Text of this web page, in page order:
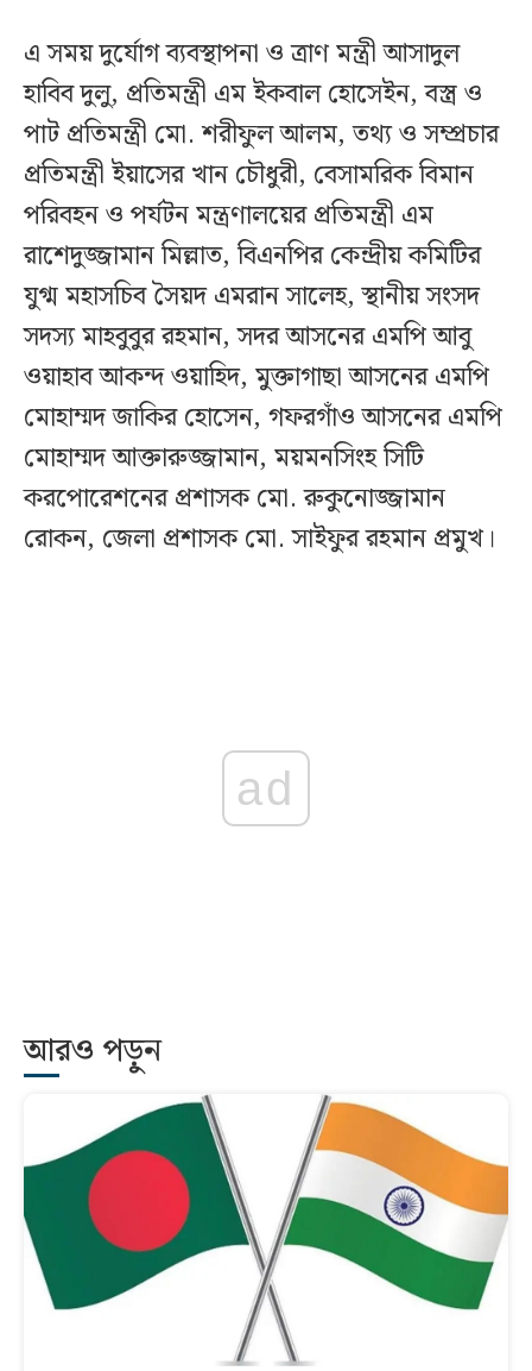
এ সময় দুর্যোগ ব্যবস্থাপনা ও ত্রাণ মন্ত্রী আসাদুল
হাবিব দুলু, প্রতিমন্ত্রী এম ইকবাল হোসেইন, বস্ত্র ও
পাট প্রতিমন্ত্রী মো. শরীফুল আলম, তথ্য ও সম্প্রচার
প্রতিমন্ত্রী ইয়াসের খান চৌধুরী, বেসামরিক বিমান
পরিবহন ও পর্যটন মন্ত্রণালয়ের প্রতিমন্ত্রী এম
রাশেদুজ্জামান মিল্লাত, বিএনপির কেন্দ্রীয় কমিটির
যুগ্ম মহাসচিব সৈয়দ এমরান সালেহ, স্থানীয় সংসদ
সদস্য মাহবুবুর রহমান, সদর আসনের এমপি আবু
ওয়াহাব আকন্দ ওয়াহিদ, মুক্তাগাছা আসনের এমপি
মোহাম্মদ জাকির হোসেন, গফরগাঁও আসনের এমপি
মোহাম্মদ আক্তারুজ্জামান, ময়মনসিংহ সিটি
করপোরেশনের প্রশাসক মো. রুকুনোজ্জামান
রোকন, জেলা প্রশাসক মো. সাইফুর রহমান প্রমুখ।
ad
আরও পড়ুন